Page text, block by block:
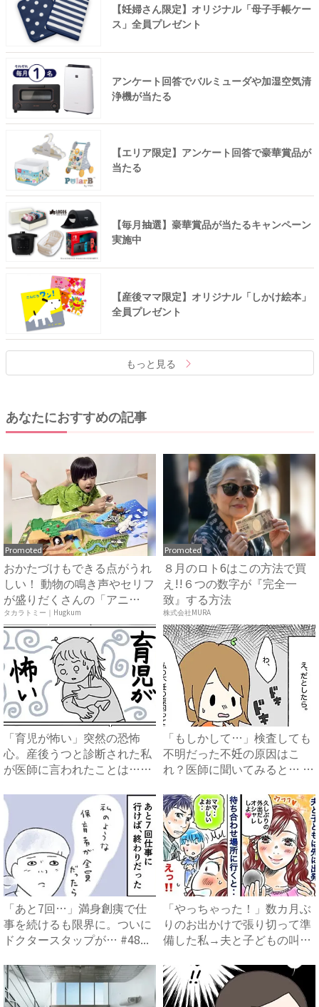
【妊婦さん限定】オリジナル「母子手帳ケー
ス」全員プレゼント
アンケート回答でバルミューダや加湿空気清
浄機が当たる
【エリア限定】アンケート回答で豪華賞品が
当たる
【毎月抽選】豪華賞品が当たるキャンペーン
実施中
【産後ママ限定】オリジナル「しかけ絵本」
全員プレゼント
もっと見る
あなたにおすすめの記事
Promoted
おかたづけもできる点がうれ
しい！ 動物の鳴き声やセリフ
が盛りだくさんの「アニ
ア ...
タカラトミー｜Hugkum
Promoted
８月のロト6はこの方法で買
え!!６つの数字が『完全一
致』する方法
株式会社MURA
「育児が怖い」突然の恐怖
心。産後うつと診断された私
が医師に言われたことは…｜
「もしかして…」検査しても
不明だった不妊の原因はこ
れ？医師に聞いてみると… #
「あと7回…」満身創痍で仕
事を続けるも限界に。ついに
ドクタースタップが… #48...
「やっちゃった！」数カ月ぶ
りのお出かけで張り切って準
備した私→夫と子どもの叫び